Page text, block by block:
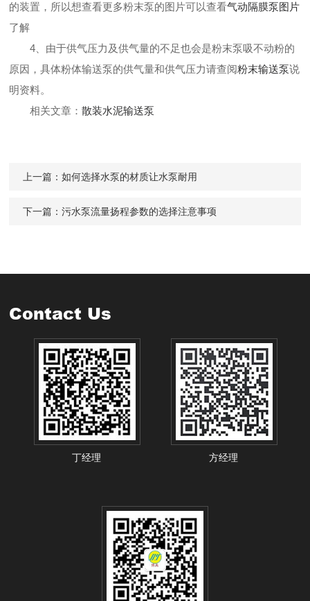
的装置，所以想查看更多粉末泵的图片可以查看气动隔膜泵图片
了解
4、由于供气压力及供气量的不足也会是粉末泵吸不动粉的
原因，具体粉体输送泵的供气量和供气压力请查阅粉末输送泵说
明资料。
相关文章：散装水泥输送泵
上一篇：如何选择水泵的材质让水泵耐用
下一篇：污水泵流量扬程参数的选择注意事项
Contact Us
丁经理 方经理